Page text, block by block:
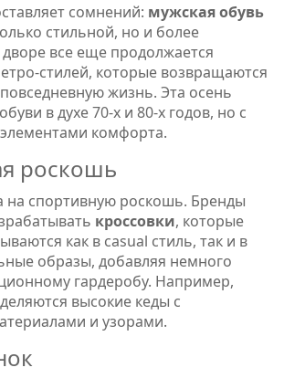
сомнений: мужская обувь
стильной, но и более
все еще продолжается
стилей, которые возвращаются
жизнь. Эта осень
в духе 70-х и 80-х годов, но с
комфорта.
роскошь
на спортивную роскошь. Бренды
кроссовки, которые
как в casual стиль, так и в
образы, добавляя немного
гардеробу. Например,
высокие кеды с
и узорами.